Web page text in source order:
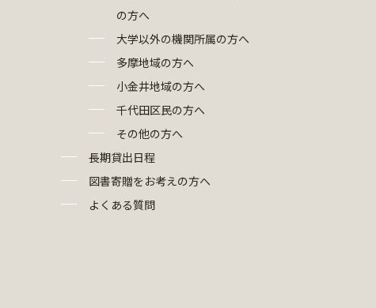
の方へ
大学以外の機関所属の方へ
多摩地域の方へ
小金井地域の方へ
千代田区民の方へ
その他の方へ
長期貸出日程
図書寄贈をお考えの方へ
よくある質問